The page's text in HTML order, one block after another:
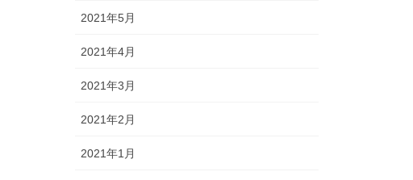
2021年5月
2021年4月
2021年3月
2021年2月
2021年1月